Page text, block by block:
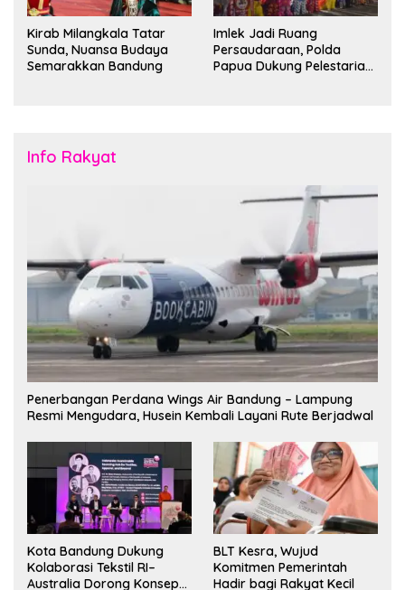
Kirab Milangkala Tatar
Sunda, Nuansa Budaya
Semarakkan Bandung
Imlek Jadi Ruang
Persaudaraan, Polda
Papua Dukung Pelestarian
Info Rakyat
Penerbangan Perdana Wings Air Bandung – Lampung
Resmi Mengudara, Husein Kembali Layani Rute Berjadwal
Kota Bandung Dukung
Kolaborasi Tekstil RI–
Australia Dorong Konsep
BLT Kesra, Wujud
Komitmen Pemerintah
Hadir bagi Rakyat Kecil